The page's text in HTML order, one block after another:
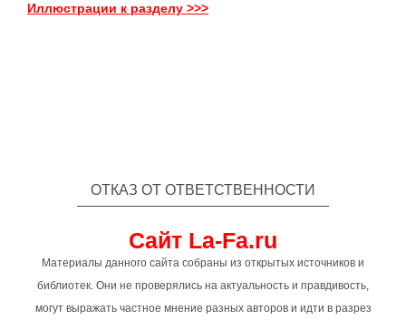
Иллюстрации к разделу >>>
ОТКАЗ ОТ ОТВЕТСТВЕННОСТИ
Сайт La-Fa.ru
Материалы данного сайта собраны из открытых источников и
библиотек. Они не проверялись на актуальность и правдивость,
могут выражать частное мнение разных авторов и идти в разрез